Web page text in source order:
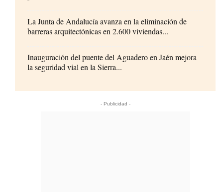
La Junta de Andalucía avanza en la eliminación de
barreras arquitectónicas en 2.600 viviendas...
Inauguración del puente del Aguadero en Jaén mejora
la seguridad vial en la Sierra...
- Publicidad -